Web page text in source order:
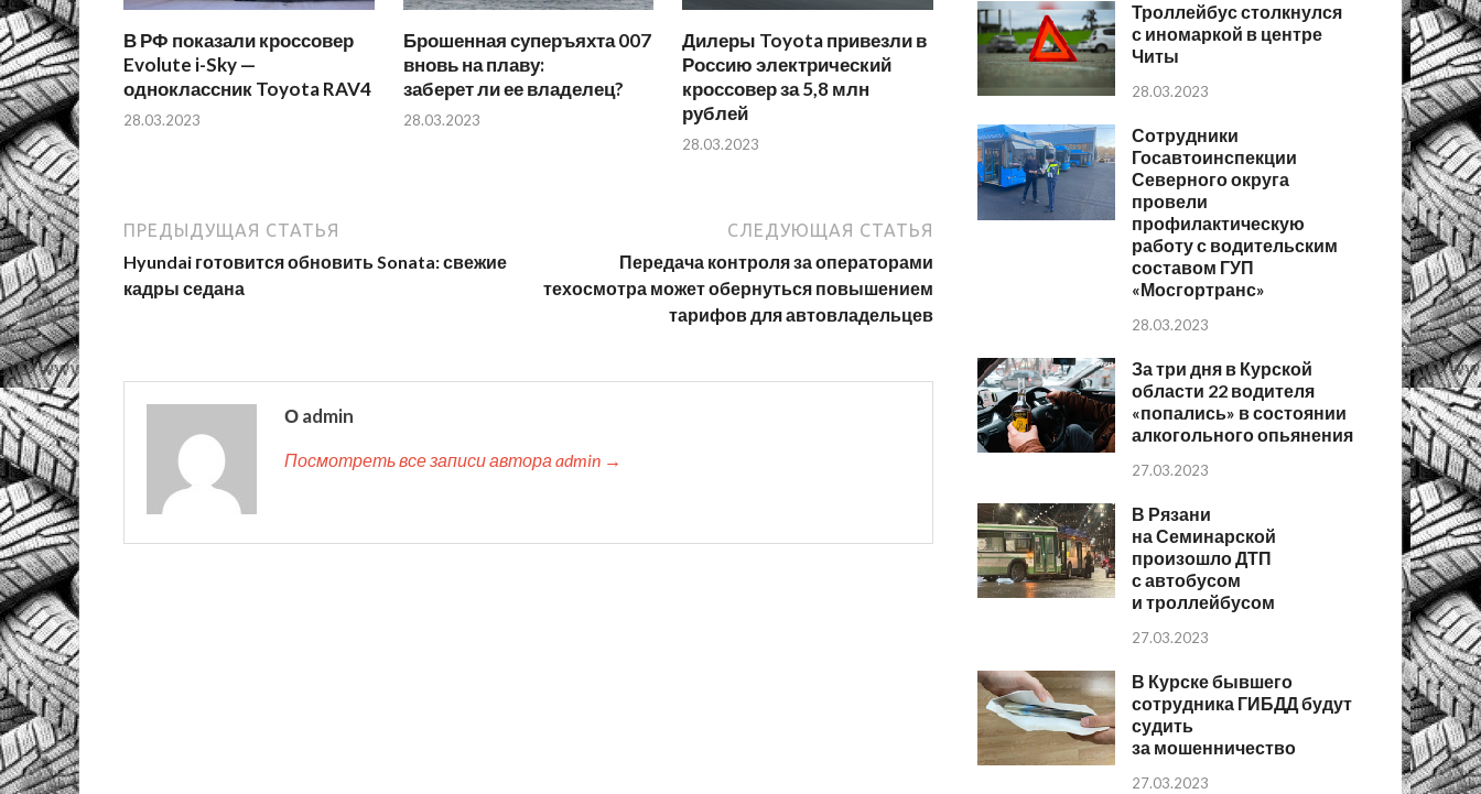
В РФ показали кроссовер
Evolute i-Sky —
одноклассник Toyota RAV4
28.03.2023
Брошенная суперъяхта 007
вновь на плаву:
заберет ли ее владелец?
28.03.2023
Дилеры Toyota привезли в
Россию электрический
кроссовер за 5,8 млн
рублей
28.03.2023
ПРЕДЫДУЩАЯ СТАТЬЯ
Hyundai готовится обновить Sonata: свежие
кадры седана
СЛЕДУЮЩАЯ СТАТЬЯ
Передача контроля за операторами
техосмотра может обернуться повышением
тарифов для автовладельцев
О admin
Посмотреть все записи автора admin →
Троллейбус столкнулся
с иномаркой в центре
Читы
28.03.2023
Сотрудники
Госавтоинспекции
Северного округа
провели
профилактическую
работу с водительским
составом ГУП
«Мосгортранс»
28.03.2023
За три дня в Курской
области 22 водителя
«попались» в состоянии
алкогольного опьянения
27.03.2023
В Рязани
на Семинарской
произошло ДТП
с автобусом
и троллейбусом
27.03.2023
В Курске бывшего
сотрудника ГИБДД будут
судить
за мошенничество
27.03.2023